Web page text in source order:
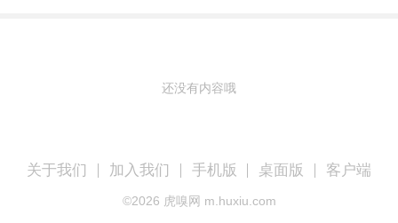
还没有内容哦
关于我们 加入我们 手机版 桌面版 客户端
©2026 虎嗅网 m.huxiu.com